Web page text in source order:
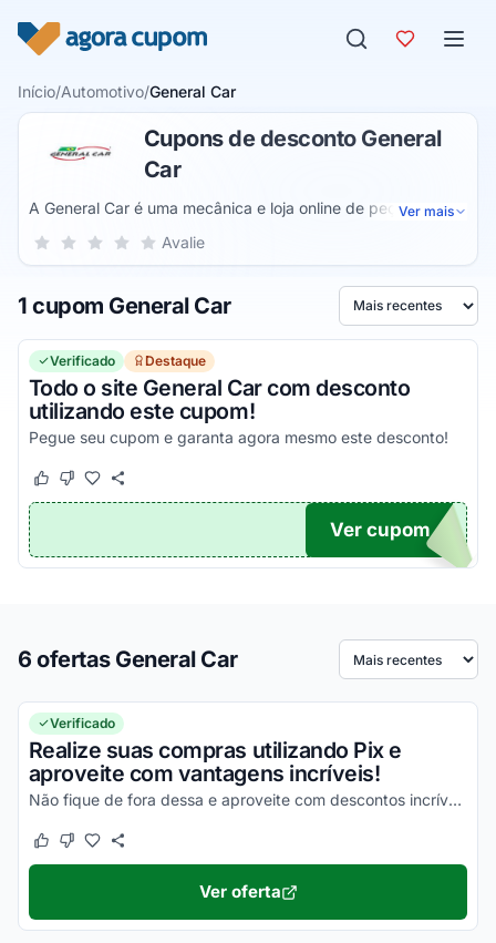
Início/Automotivo/General Car
Cupons de desconto General
Car
A General Car é uma mecânica e loja online de peças
automotivas, onde você pode comprar a sua peça com total
de 2 décadas, sempre com excelência em seus serviços e
uma alta qualidade, sendo hoje um dos maiores
fornecedores de grandes lojistas brasileiros.
Ver mais
Sua nota para General Car, de 1 a 5 estrelas
5 estrelas
4 estrelas
3 estrelas
2 estrelas
1 estrela Avalie
1 cupom General Car Ordenar por
Verificado Destaque
Todo o site General Car com desconto
utilizando este cupom!
Pegue seu cupom e garanta agora mesmo este desconto!
Este cupom funcionou
Este cupom não funcionou
TICO
Ver cupom
6 ofertas General Car Ordenar por
Verificado
Realize suas compras utilizando Pix e
aproveite com vantagens incríveis!
Não fique de fora dessa e aproveite com descontos incríveis!
Este cupom funcionou
Este cupom não funcionou
Ver oferta